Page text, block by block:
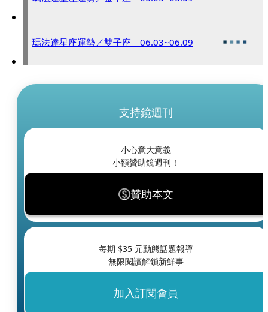
瑪法達星座運勢／雙子座 06.03~06.09
支持鏡週刊
小心意大意義
小額贊助鏡週刊！
贊助本文
每期 $35 元動態話題報導
無限閱讀解鎖新鮮事
加入訂閱會員